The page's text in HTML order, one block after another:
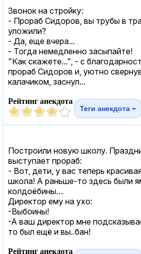
Звонок на стройку:
- Прораб Сидоров, вы трубы в
уложили?
- Да, еще вчера...
- Тогда немедленно засыпайте!
"Как скажете...", - с
прораб Сидоров и, уютно
калачиком, заснул...
Рейтинг анекдота
Теги анекдота
Построили новую школу.
выступает прораб:
- Вот, дети, у вас теперь
школа! А раньше-то здесь были
колдоёбины…
Директор ему на ухо:
-Выбоины!
-А ваш директор мне
то был ещё и вы..бан!
Рейтинг анекдота